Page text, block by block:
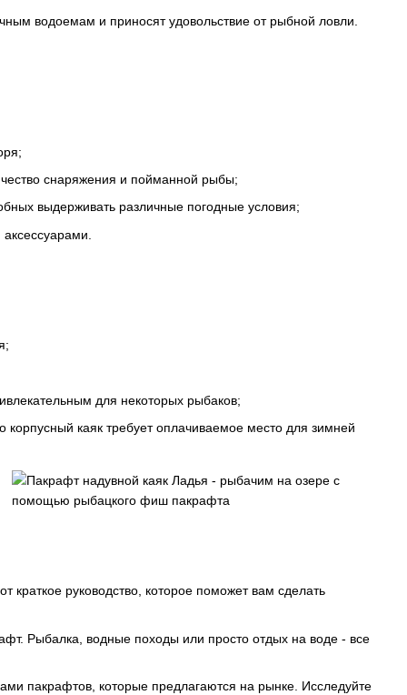
водоемам и приносят удовольствие от рыбной ловли.
снаряжения и пойманной рыбы;
выдерживать различные погодные условия;
для некоторых рыбаков;
каяк требует оплачиваемое место для зимней
руководство, которое поможет вам сделать
Рыбалка, водные походы или просто отдых на воде - все
пакрафтов, которые предлагаются на рынке. Исследуйте